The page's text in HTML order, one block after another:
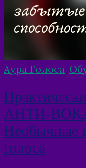
Аура Голоса,
АНТИ-
Необычные
голоса